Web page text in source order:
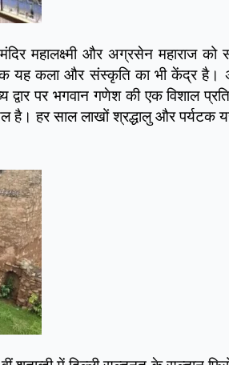
महालक्ष्मी और अग्रसेन महाराज को
यह कला और संस्कृति का भी केंद्र है।
पर भगवान गणेश की एक विशाल
है। हर साल लाखों श्रद्धालु और पर्यटक